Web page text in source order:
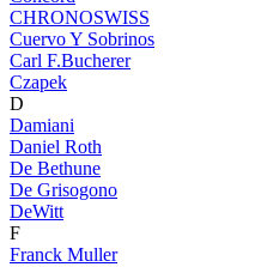
CHRONOSWISS
Cuervo Y Sobrinos
Carl F.Bucherer
Czapek
D
Damiani
Daniel Roth
De Bethune
De Grisogono
DeWitt
F
Franck Muller